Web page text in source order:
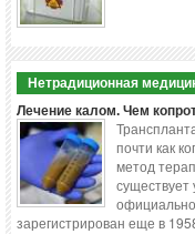
Нетрадиционная
Лечение калом. Чем
почти как
метод
зарегистрирован еще в